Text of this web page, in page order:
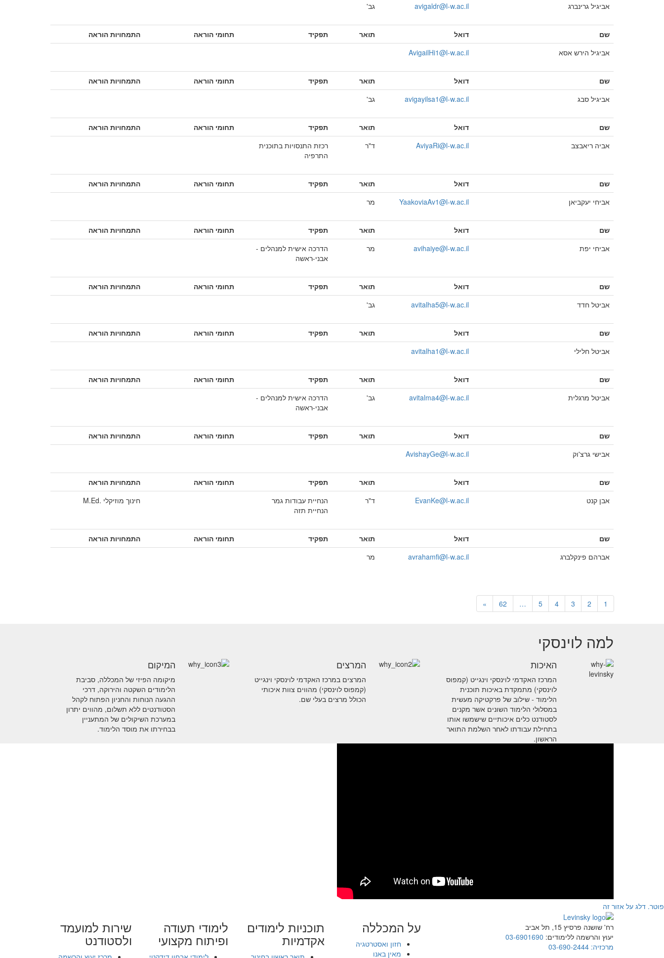
אביגיל גרינברג
avigaldr@l-w.ac.il גב'
שם דואל תואר תפקיד תחומי הוראה
התמחויות הוראה
אביגיל הירש אסא
AvigailHi1@l-w.ac.il
שם דואל תואר תפקיד תחומי הוראה
התמחויות הוראה
אביגיל סבג
avigayilsa1@l-w.ac.il גב'
שם דואל תואר תפקיד תחומי הוראה
התמחויות הוראה
אביה ריאבצב
AviyaRi@l-w.ac.il ד"ר
רכזת התנסויות בתוכנית
התרפיה
שם דואל תואר תפקיד תחומי הוראה
התמחויות הוראה
אביחי יעקביאן
YaakoviaAv1@l-w.ac.il מר
שם דואל תואר תפקיד תחומי הוראה
התמחויות הוראה
אביחי יפת
avihaiye@l-w.ac.il מר
הדרכה אישית למנהלים -
אבני-ראשה
שם דואל תואר תפקיד תחומי הוראה
התמחויות הוראה
אביטל חדד
avitalha5@l-w.ac.il גב'
שם דואל תואר תפקיד תחומי הוראה
התמחויות הוראה
אביטל חלילי
avitalha1@l-w.ac.il
שם דואל תואר תפקיד תחומי הוראה
התמחויות הוראה
אביטל מרגלית
avitalma4@l-w.ac.il גב'
הדרכה אישית למנהלים -
אבני-ראשה
שם דואל תואר תפקיד תחומי הוראה
התמחויות הוראה
אבישי גרצ'וק
AvishayGe@l-w.ac.il
שם דואל תואר תפקיד תחומי הוראה
התמחויות הוראה
אבן קנט
EvanKe@l-w.ac.il ד"ר
הנחיית עבודות גמר
הנחיית תזה
חינוך מוזיקלי .M.Ed
שם דואל תואר תפקיד תחומי הוראה
התמחויות הוראה
אברהם פינקלברג
avrahamfi@l-w.ac.il מר
1
2
3
4
5
…
62
»
למה לוינסקי
האיכות
המרכז האקדמי לוינסקי וינגייט (קמפוס
לוינסקי) מתמקדת באיכות תוכנית
הלימוד - שילוב של פרקטיקה מעשית
במסלולי הלימוד השונים אשר מקנים
לסטודנט כלים איכותיים שישמשו אותו
בתחילת עבודתו לאחר השלמת התואר
הראשון.
המרצים
המרצים במרכז האקדמי לוינסקי וינגייט
(קמפוס לוינסקי) מהווים צוות איכותי
הכולל מרצים בעלי שם.
המיקום
מיקומה הפיזי של המכללה, סביבת
הלימודים השקטה והירוקה, דרכי
ההגעה הנוחות והחניון הפתוח לקהל
הסטודנטים ללא תשלום, מהווים יתרון
במערכת השיקולים של המתעניין
בבחירתו את מוסד הלימוד.
פוטר. דלג על אזור זה
רח' שושנה פרסיץ 15, תל אביב
יעוץ והרשמה ללימודים: 03-6901690
מרכזיה: 03-690-2444
על המכללה
חזון ואסטרטגיה
מאין באנו
תוכניות לימודים
אקדמיות
לימודי תעודה
ופיתוח מקצועי
שירות למועמד
ולסטודנט